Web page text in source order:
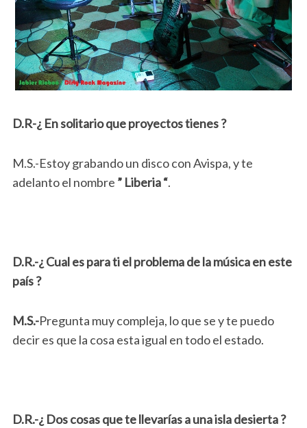
D.R-¿ En solitario que proyectos tienes ?
M.S.-Estoy grabando un disco con Avispa, y te
adelanto el nombre ” Liberia “.
D.R.-¿ Cual es para ti el problema de la música en este
país ?
M.S.-Pregunta muy compleja, lo que se y te puedo
decir es que la cosa esta igual en todo el estado.
D.R.-¿ Dos cosas que te llevarías a una isla desierta ?